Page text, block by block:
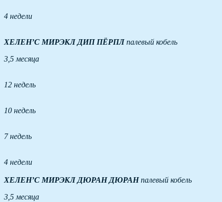
4 недели
ХЕЛЕН’С МИРЭКЛ ДИП ПЁРПЛпалевый кобель
3,5 месяца
12 недель
10 недель
7 недель
4 недели
ХЕЛЕН’С МИРЭКЛ ДЮРАН ДЮРАНпалевый кобель
3,5 месяца